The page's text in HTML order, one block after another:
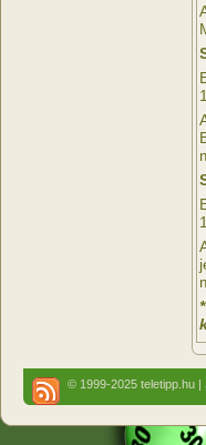
*
© 1999-2025 teletipp.hu